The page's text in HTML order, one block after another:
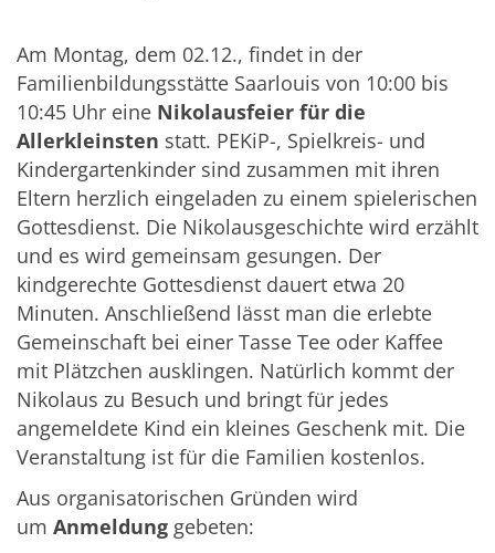
Am Montag, dem 02.12., findet in der
Familienbildungsstätte Saarlouis von 10:00 bis
10:45 Uhr eine Nikolausfeier für die
Allerkleinsten statt. PEKiP-, Spielkreis- und
Kindergartenkinder sind zusammen mit ihren
Eltern herzlich eingeladen zu einem spielerischen
Gottesdienst. Die Nikolausgeschichte wird erzählt
und es wird gemeinsam gesungen. Der
kindgerechte Gottesdienst dauert etwa 20
Minuten. Anschließend lässt man die erlebte
Gemeinschaft bei einer Tasse Tee oder Kaffee
mit Plätzchen ausklingen. Natürlich kommt der
Nikolaus zu Besuch und bringt für jedes
angemeldete Kind ein kleines Geschenk mit. Die
Veranstaltung ist für die Familien kostenlos.
Aus organisatorischen Gründen wird
um Anmeldung gebeten: